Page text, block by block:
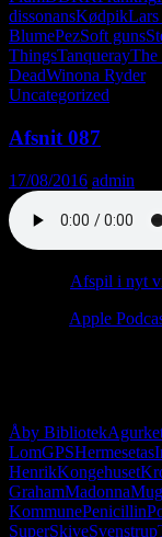
dissonansKødpik
BlumePezSoft guns
ThingsTanquerayThe
DeadWinona Ryder
Uncategorized
Afsnit 087
17/08/2016 admin
Afspil i nyt
Apple
Åby Bibliotek
LomGPSHermesetas
HenrikKongehuset
GrahamMadonnaMug
KommunePenicillin
SuperSkiveSvenstrup